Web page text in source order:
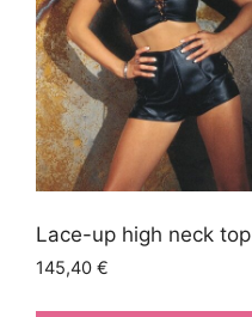
Lace-up high neck top
145,40 €